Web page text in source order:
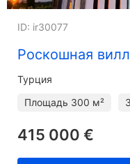
Роскошная
ID: ir30077
Турция
Площадь 300 м²
415 000 €